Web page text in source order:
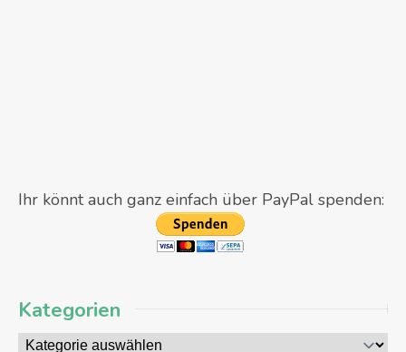
Ihr könnt auch ganz einfach über PayPal spenden:
Kategorien